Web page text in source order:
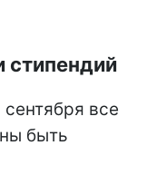
стипендий
сентября все
быть